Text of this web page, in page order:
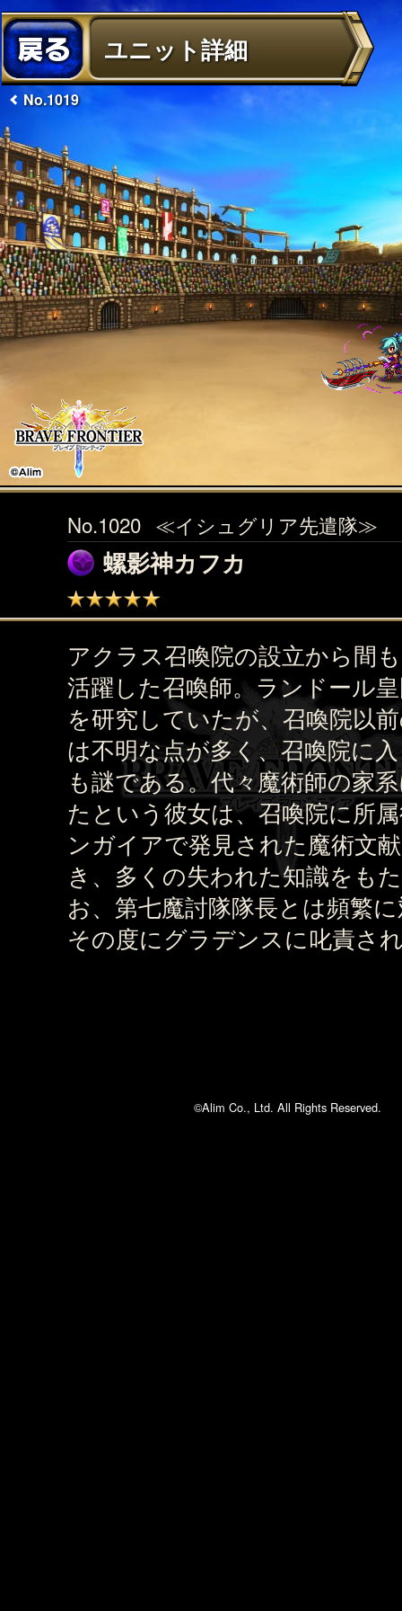
ユニット詳細
No.1019
No.1020 ≪イシュグリア先遣隊≫
螺影神カフカ
アクラス召喚院の設立から間
活躍した召喚師。ランドール
を研究していたが、召喚院以
は不明な点が多く、召喚院に
も謎である。代々魔術師の家
たという彼女は、召喚院に所
ンガイアで発見された魔術文
き、多くの失われた知識をも
お、第七魔討隊隊長とは頻繁
その度にグラデンスに叱責さ
©Alim Co., Ltd. All Rights Reserved.